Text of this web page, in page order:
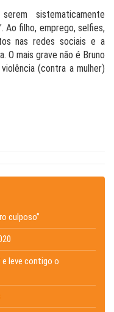
sistematicamente
Ao filho, emprego, selfies,
nas redes sociais e a
O mais grave não é Bruno
(contra a mulher)
culposo”
e leve contigo o